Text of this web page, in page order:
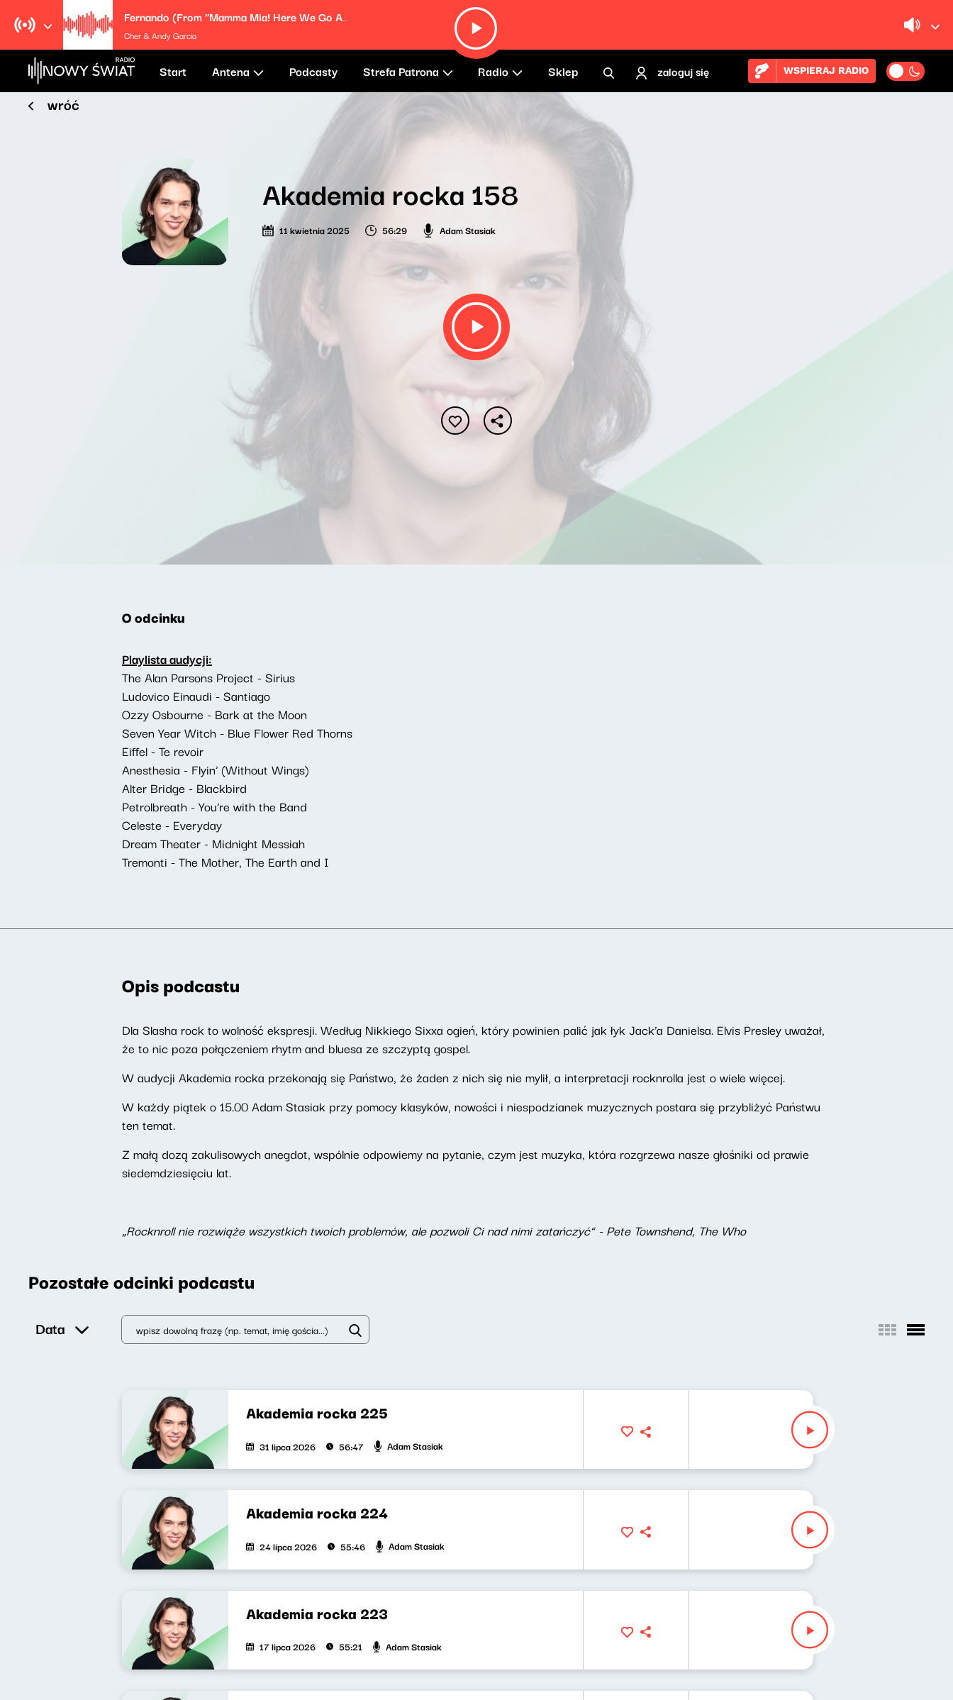
Fernando (From "Mamma Mia! Here We Go Again")
Cher & Andy Garcia
Start Antena Podcasty Strefa Patrona Radio Sklep zaloguj się WSPIERAJ RADIO
wróć
Akademia rocka 158
11 kwietnia 2025 56:29 Adam Stasiak
O odcinku
Playlista audycji:
The Alan Parsons Project - Sirius
Ludovico Einaudi - Santiago
Ozzy Osbourne - Bark at the Moon
Seven Year Witch - Blue Flower Red Thorns
Eiffel - Te revoir
Anesthesia - Flyin' (Without Wings)
Alter Bridge - Blackbird
Petrolbreath - You're with the Band
Celeste - Everyday
Dream Theater - Midnight Messiah
Tremonti - The Mother, The Earth and I
Opis podcastu
Dla Slasha rock to wolność ekspresji. Według Nikkiego Sixxa ogień, który powinien palić jak łyk Jack’a Danielsa. Elvis Presley uważał,
że to nic poza połączeniem rhytm and bluesa ze szczyptą gospel.
W audycji Akademia rocka przekonają się Państwo, że żaden z nich się nie mylił, a interpretacji rocknrolla jest o wiele więcej.
W każdy piątek o 15.00 Adam Stasiak przy pomocy klasyków, nowości i niespodzianek muzycznych postara się przybliżyć Państwu
ten temat.
Z małą dozą zakulisowych anegdot, wspólnie odpowiemy na pytanie, czym jest muzyka, która rozgrzewa nasze głośniki od prawie
siedemdziesięciu lat.
„Rocknroll nie rozwiąże wszystkich twoich problemów, ale pozwoli Ci nad nimi zatańczyć” - Pete Townshend, The Who
Pozostałe odcinki podcastu
Data
Akademia rocka 225
31 lipca 2026 56:47 Adam Stasiak
Akademia rocka 224
24 lipca 2026 55:46 Adam Stasiak
Akademia rocka 223
17 lipca 2026 55:21 Adam Stasiak